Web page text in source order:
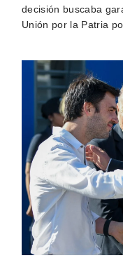
decisión buscaba
Unión por la Patria